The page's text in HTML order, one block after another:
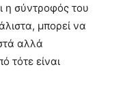
η σύντροφός του
μπορεί να
αλλά
τότε είναι